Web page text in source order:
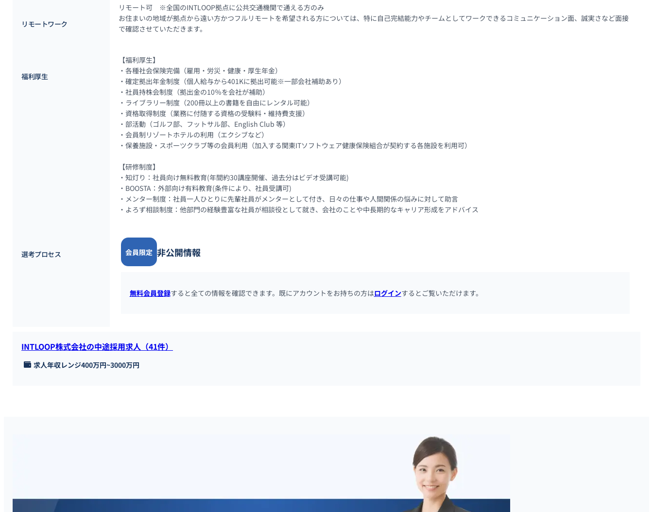
リモートワーク
リモート可　※全国のINTLOOP拠点に公共交通機関で通える方のみ
お住まいの地域が拠点から遠い方かつフルリモートを希望される方については、特に自己完結能力やチームとしてワークできるコミュニケーション面、誠実さなど面接
で確認させていただきます。
福利厚生
【福利厚生】
・各種社会保険完備（雇用・労災・健康・厚生年金）
・確定拠出年金制度（個人給与から401Kに拠出可能※一部会社補助あり）
・社員持株会制度（拠出金の10％を会社が補助）
・ライブラリー制度（200冊以上の書籍を自由にレンタル可能）
・資格取得制度（業務に付随する資格の受験料・維持費支援）
・部活動（ゴルフ部、フットサル部、English Club 等）
・会員制リゾートホテルの利用（エクシブなど）
・保養施設・スポーツクラブ等の会員利用（加入する関東ITソフトウェア健康保険組合が契約する各施設を利用可）
【研修制度】
・知灯り：社員向け無料教育(年間約30講座開催、過去分はビデオ受講可能)
・BOOSTA：外部向け有料教育(条件により、社員受講可)
・メンター制度：社員一人ひとりに先輩社員がメンターとして付き、日々の仕事や人間関係の悩みに対して助言
・よろず相談制度：他部門の経験豊富な社員が相談役として就き、会社のことや中長期的なキャリア形成をアドバイス
選考プロセス 会員限定 非公開情報
無料会員登録すると全ての情報を確認できます。既にアカウントをお持ちの方はログインするとご覧いただけます。
INTLOOP株式会社の中途採用求人（41件）
求人年収レンジ400万円~3000万円